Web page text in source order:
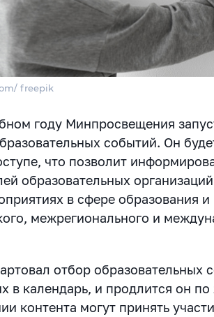
freepik
году Минпросвещения
событий. Он
что позволит
образовательных
в сфере образования и
межрегионального и
отбор образовательных
в календарь, и продлится он
контента могут принять